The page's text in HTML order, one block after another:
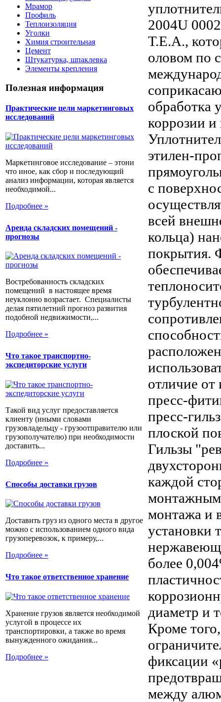
Мрамор
Профиль
Теплоизоляция
Уголки
Химия строительная
Цемент
Штукатурка, шпаклевка
Элементы крепления
Полезная информация
Практические цели маркетинговых
исследований
Маркетинговое исследование – этони
что иное, как сбор и последующий
анализ информации, которая является
необходимой...
Подробнее »
Аренда складских помещений -
прогнозы
Востребованность складских
помещений в настоящее время
неуклонно возрастает. Специалисты
делая пятилетний прогноз развития
подобной недвижимости,...
Подробнее »
Что такое транспортно-
экспедиторские услуги
Такой вид услуг предоставляется
клиенту (иными словами
грузовладельцу - грузоотправителю или
грузополучателю) при необходимости
доставить...
Подробнее »
Способы доставки грузов
Доставить груз из одного места в другое
можно с использованием одного вида
грузоперевозок, к примеру,...
Подробнее »
Что такое ответственное хранение
Хранение грузов является необходимой
услугой в процессе их
транспортировки, а также во время
вынужденного ожидания...
Подробнее »
2004U
Т.Е.А.,
оловом по
обработка
коррозии и
этилен-
с
всей
кольца)
покрытия.
отличие от
пресс-
пресс-
плоской
Гильзы
каждой
монтажным
монтажа и
установки
более
диаметр и
Кроме
фиксации
между